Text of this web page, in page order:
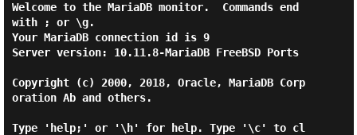
Welcome to the MariaDB monitor.  Commands end
with ; or \g.
Your MariaDB connection id is 9
Server version: 10.11.8-MariaDB FreeBSD Ports
Copyright (c) 2000, 2018, Oracle, MariaDB Corp
oration Ab and others.
Type 'help;' or '\h' for help. Type '\c' to cl